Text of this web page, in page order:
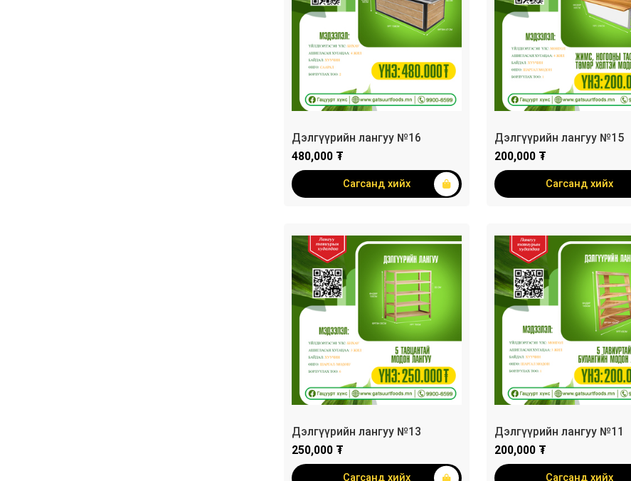
Дэлгүүрийн лангуу №16
480,000 ₮
Сагсанд хийх
Дэлгүүрийн лангуу №15
200,000 ₮
Сагсанд хийх
Дэлгүүрийн лангуу №13
250,000 ₮
Сагсанд хийх
Дэлгүүрийн лангуу №11
200,000 ₮
Сагсанд хийх